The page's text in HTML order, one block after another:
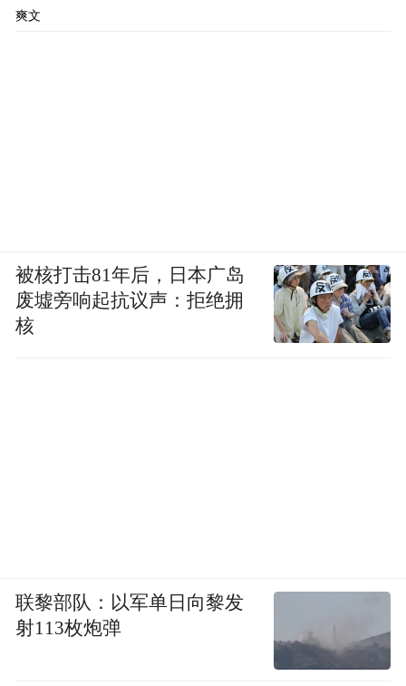
爽文
被核打击81年后，日本广岛
废墟旁响起抗议声：拒绝拥
核
联黎部队：以军单日向黎发
射113枚炮弹